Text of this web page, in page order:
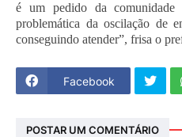
é um pedido da
problemática da oscilação de
conseguindo atender”, frisa o
Facebook
POSTAR UM COMENTÁRIO